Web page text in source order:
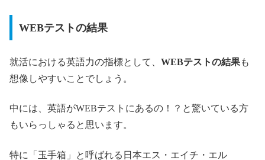
WEBテストの結果
就活における英語力の指標として、 WEBテストの結果も
想像しやすいことでしょう。
中には、英語がWEBテストにあるの！？と驚いている方
もいらっしゃると思います。
特に「玉手箱」と呼ばれる日本エス・エイチ・エル